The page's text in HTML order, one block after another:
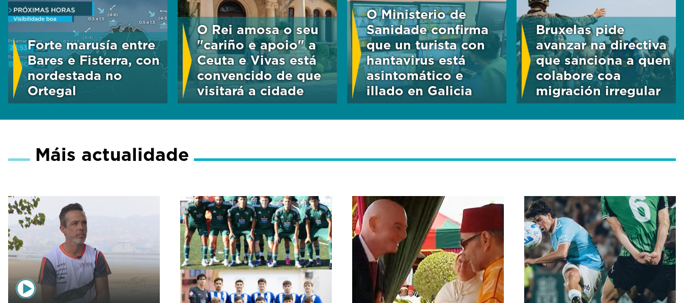
Forte marusía entre
Bares e Fisterra, con
nordestada no
Ortegal
O Rei amosa o seu
"cariño e apoio" a
Ceuta e Vivas está
convencido de que
visitará a cidade
O Ministerio de
Sanidade confirma
que un turista con
hantavirus está
asintomático e
illado en Galicia
Bruxelas pide
avanzar na directiva
que sanciona a quen
colabore coa
migración irregular
Máis actualidade